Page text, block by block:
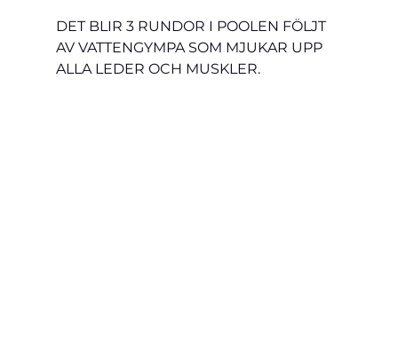
DET BLIR 3 RUNDOR I POOLEN FÖLJT
AV VATTENGYMPA SOM MJUKAR UPP
ALLA LEDER OCH MUSKLER.